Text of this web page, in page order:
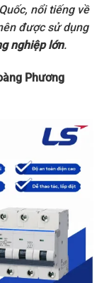
nổi tiếng về
được sử dụng
nghiệp lớn.
Phương